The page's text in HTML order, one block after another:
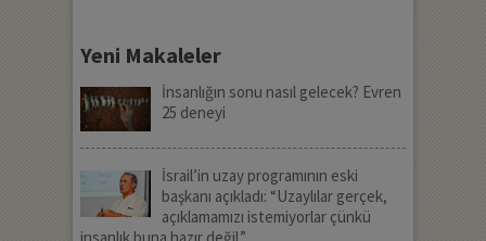
Yeni Makaleler
İnsanlığın sonu nasıl gelecek? Evren
25 deneyi
İsrail’in uzay programının eski
başkanı açıkladı: “Uzaylılar gerçek,
açıklamamızı istemiyorlar çünkü
insanlık buna hazır değil.”